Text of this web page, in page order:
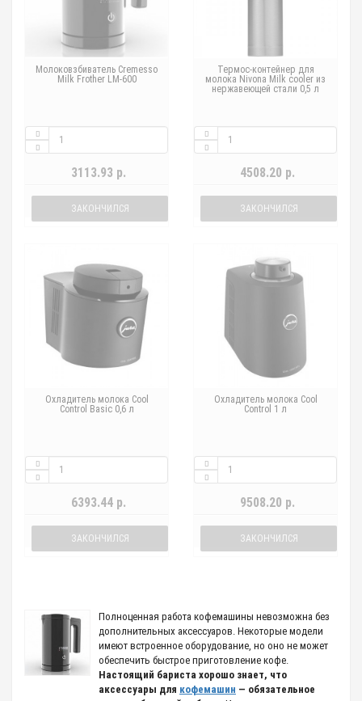
Молоковзбиватель Cremesso
Milk Frother LM-600
3113.93 р.
ЗАКОНЧИЛСЯ
Термос-контейнер для
молока Nivona Milk cooler из
нержавеющей стали 0,5 л
4508.20 р.
ЗАКОНЧИЛСЯ
Охладитель молока Cool
Control Basic 0,6 л
6393.44 р.
ЗАКОНЧИЛСЯ
Охладитель молока Cool
Control 1 л
9508.20 р.
ЗАКОНЧИЛСЯ
Полноценная работа кофемашины невозможна без
дополнительных аксессуаров. Некоторые модели
имеют встроенное оборудование, но оно не может
обеспечить быстрое приготовление кофе.
Настоящий бариста хорошо знает, что
аксессуары для кофемашин — обязательное